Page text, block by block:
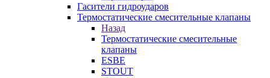
Гасители гидроударов
Термостатические смесительные клапаны
Назад
Термостатические смесительные
клапаны
ESBE
STOUT